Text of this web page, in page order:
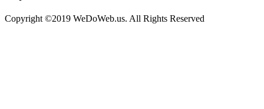
Copyright ©2019 WeDoWeb.us. All Rights Reserved